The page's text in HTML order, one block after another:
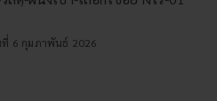
ที่ 6 กุมภาพันธ์ 2026